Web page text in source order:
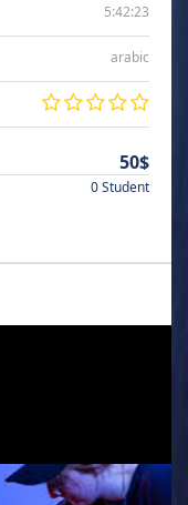
5:42:23
arabic
50$
0 Student